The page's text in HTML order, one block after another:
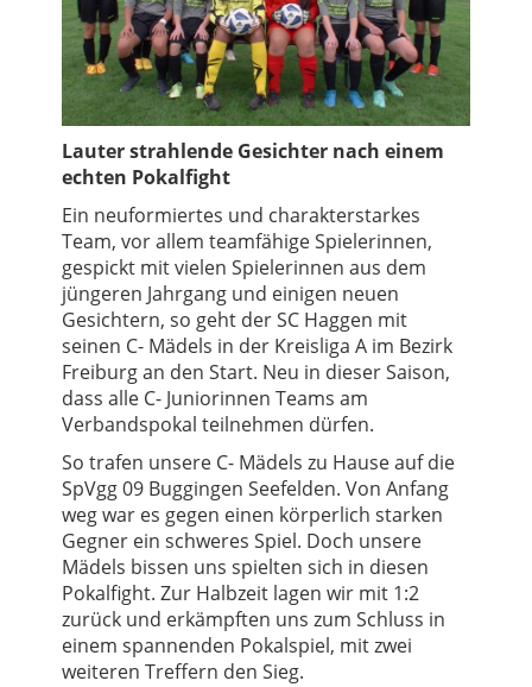
Lauter strahlende Gesichter nach einem
echten Pokalfight
Ein neuformiertes und charakterstarkes
Team, vor allem teamfähige Spielerinnen,
gespickt mit vielen Spielerinnen aus dem
jüngeren Jahrgang und einigen neuen
Gesichtern, so geht der SC Haggen mit
seinen C- Mädels in der Kreisliga A im Bezirk
Freiburg an den Start. Neu in dieser Saison,
dass alle C- Juniorinnen Teams am
Verbandspokal teilnehmen dürfen.
So trafen unsere C- Mädels zu Hause auf die
SpVgg 09 Buggingen Seefelden. Von Anfang
weg war es gegen einen körperlich starken
Gegner ein schweres Spiel. Doch unsere
Mädels bissen uns spielten sich in diesen
Pokalfight. Zur Halbzeit lagen wir mit 1:2
zurück und erkämpften uns zum Schluss in
einem spannenden Pokalspiel, mit zwei
weiteren Treffern den Sieg.